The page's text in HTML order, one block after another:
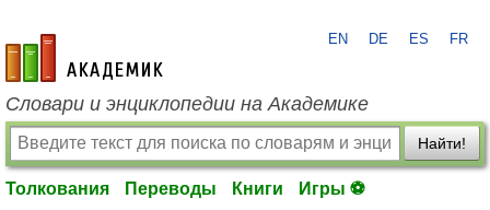
academic.ru
EN DE ES FR
Словари и энциклопедии на Академике
Найти!
Толкования Переводы Книги Игры ⚽